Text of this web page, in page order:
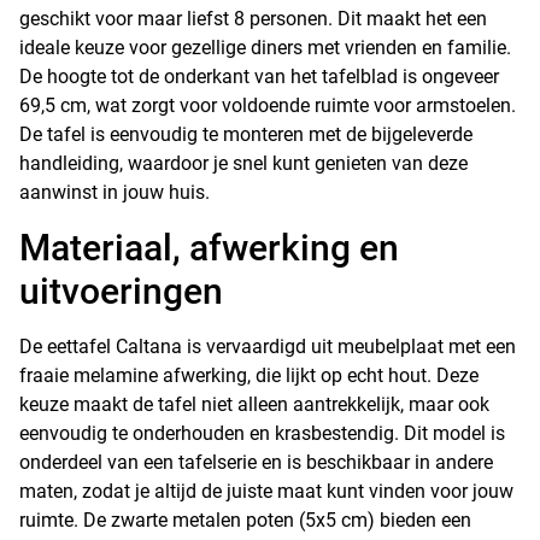
geschikt voor maar liefst 8 personen. Dit maakt het een
ideale keuze voor gezellige diners met vrienden en familie.
De hoogte tot de onderkant van het tafelblad is ongeveer
69,5 cm, wat zorgt voor voldoende ruimte voor armstoelen.
De tafel is eenvoudig te monteren met de bijgeleverde
handleiding, waardoor je snel kunt genieten van deze
aanwinst in jouw huis.
Materiaal, afwerking en
uitvoeringen
De eettafel Caltana is vervaardigd uit meubelplaat met een
fraaie melamine afwerking, die lijkt op echt hout. Deze
keuze maakt de tafel niet alleen aantrekkelijk, maar ook
eenvoudig te onderhouden en krasbestendig. Dit model is
onderdeel van een tafelserie en is beschikbaar in andere
maten, zodat je altijd de juiste maat kunt vinden voor jouw
ruimte. De zwarte metalen poten (5x5 cm) bieden een